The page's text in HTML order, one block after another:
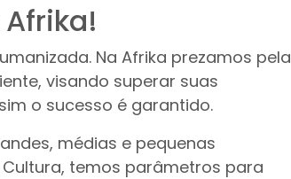
Na Afrika prezamos pela
visando superar suas
o sucesso é garantido.
médias e pequenas
temos parâmetros para